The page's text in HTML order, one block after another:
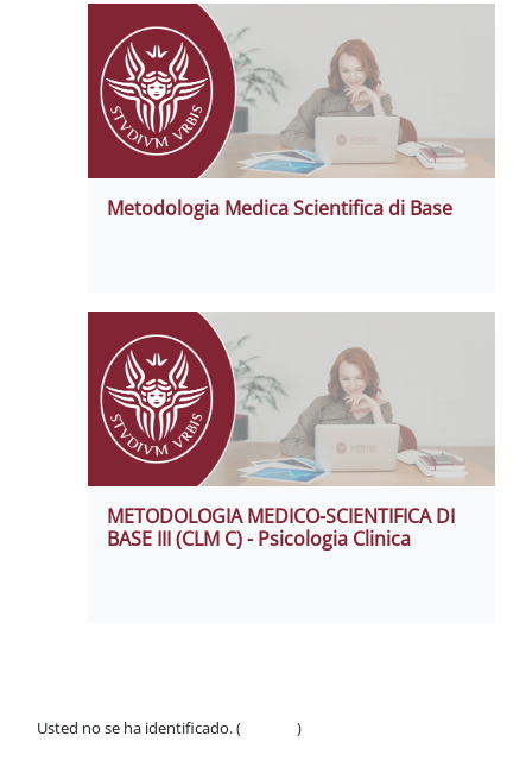
Metodologia Medica Scientifica di Base
METODOLOGIA MEDICO-SCIENTIFICA DI
BASE III (CLM C) - Psicologia Clinica
Usted no se ha identificado. (
)